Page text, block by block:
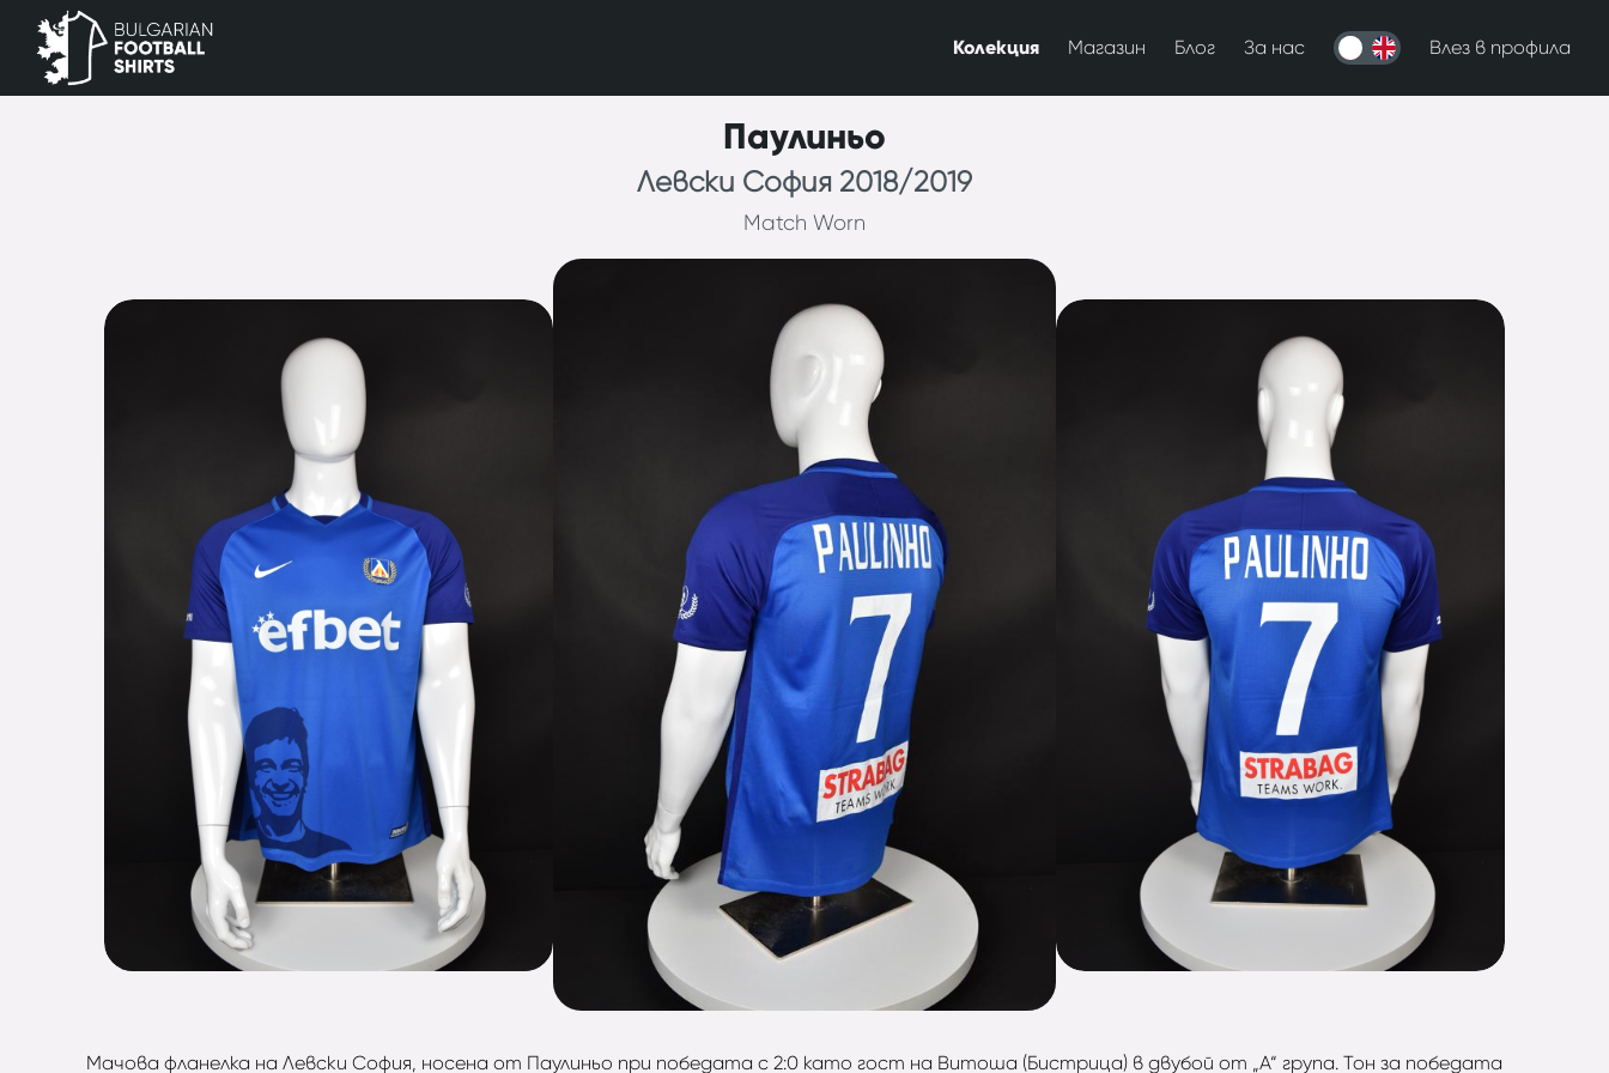
Колекция Магазин Блог За нас Влез в профила
Паулиньо
Левски София 2018/2019
Match Worn
Мачова фланелка на Левски София, носена от Паулиньо при победата с 2:0 като гост на Витоша (Бистрица) в двубой от „А“ група. Тон за победата